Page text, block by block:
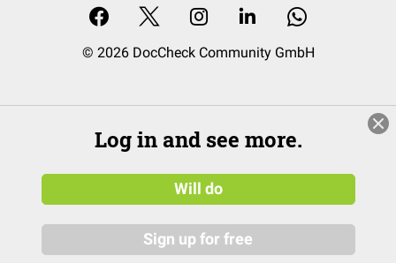
© 2026 DocCheck Community GmbH
Log in and see more.
Will do
Sign up for free